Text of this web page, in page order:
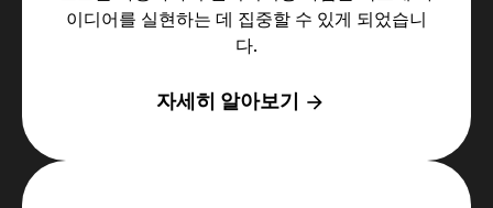
이디어를 실현하는 데 집중할 수 있게 되었습니
다.
자세히 알아보기 arrow_forward